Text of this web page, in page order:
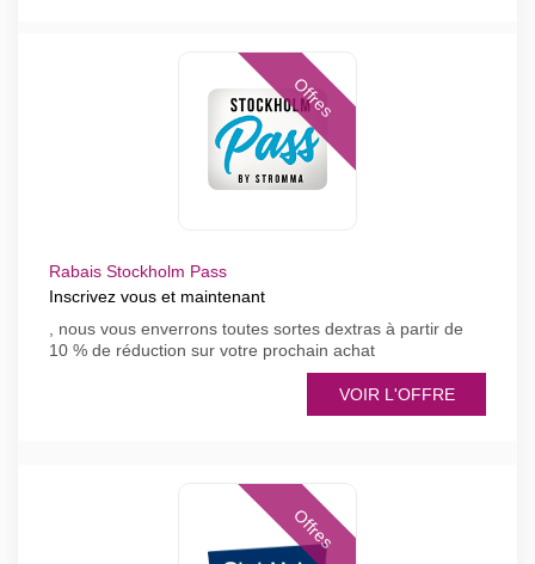
Offres
Rabais Stockholm Pass
Inscrivez vous et maintenant
, nous vous enverrons toutes sortes dextras à partir de
10 % de réduction sur votre prochain achat
VOIR L'OFFRE
Offres